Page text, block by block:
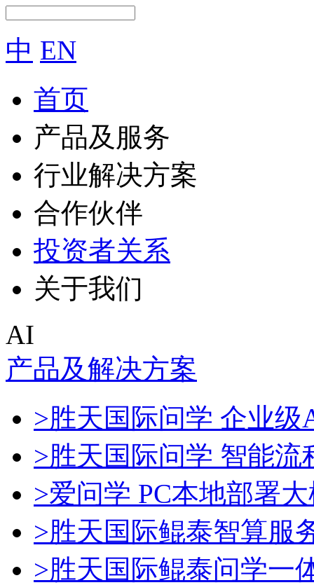
中 EN
首页
产品及服务
行业解决方案
合作伙伴
投资者关系
关于我们
AI
产品及解决方案
>胜天国际问学 企业级
>胜天国际问学 智能流
>爱问学 PC本地部署
>胜天国际鲲泰智算服
>胜天国际鲲泰问学一